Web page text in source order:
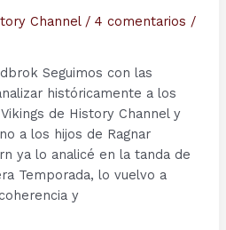
Channel/ 4 comentarios /
Seguimos con las
históricamente a los
de History Channel y
a los hijos de Ragnar
ya lo analicé en la tanda de
Temporada, lo vuelvo a
y